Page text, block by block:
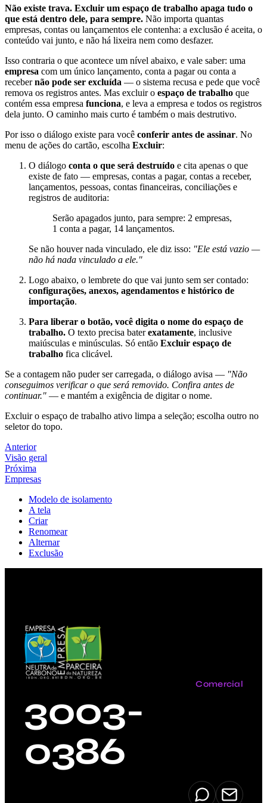
Não existe trava. Excluir um espaço de trabalho apaga tudo o
que está dentro dele, para sempre. Não importa quantas
empresas, contas ou lançamentos ele contenha: a exclusão é aceita, o
conteúdo vai junto, e não há lixeira nem como desfazer.
Isso contraria o que acontece um nível abaixo, e vale saber: uma
empresa com um único lançamento, conta a pagar ou conta a
recebernão pode ser excluída — o sistema recusa e pede que você
remova os registros antes. Mas excluir o espaço de trabalho que
contém essa empresa funciona, e leva a empresa e todos os registros
dela junto. O caminho mais curto é também o mais destrutivo.
Por isso o diálogo existe para você conferir antes de assinar. No
menu de ações do cartão, escolha Excluir:
O diálogo conta o que será destruído e cita apenas o que
existe de fato — empresas, contas a pagar, contas a receber,
lançamentos, pessoas, contas financeiras, conciliações e
registros de auditoria:
Serão apagados junto, para sempre: 2 empresas,
1 conta a pagar, 14 lançamentos.
Se não houver nada vinculado, ele diz isso: "Ele está vazio —
não há nada vinculado a ele."
Logo abaixo, o lembrete do que vai junto sem ser contado:
configurações, anexos, agendamentos e histórico de
importação.
Para liberar o botão, você digita o nome do espaço de
trabalho. O texto precisa baterexatamente, inclusive
maiúsculas e minúsculas. Só então Excluir espaço de
trabalho fica clicável.
Se a contagem não puder ser carregada, o diálogo avisa — "Não
conseguimos verificar o que será removido. Confira antes de
continuar." — e mantém a exigência de digitar o nome.
Excluir o espaço de trabalho ativo limpa a seleção; escolha outro no
seletor do topo.
Anterior
Visão geral
Próxima
Empresas
Modelo de isolamento
A tela
Criar
Renomear
Alternar
Exclusão
Comercial
3003-
0386